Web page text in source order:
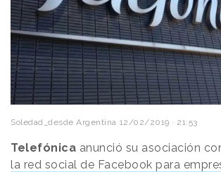
Soledad_desde Argentina 12/02/2019 · 21:53
Telefónica anunció su asociación
la red social de Facebook para